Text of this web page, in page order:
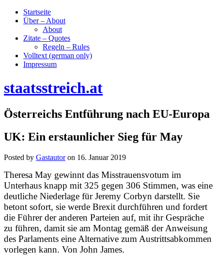
Startseite
Über – About
About
Zitate – Quotes
Regeln – Rules
Volltext (german only)
Impressum
staatsstreich.at
Österreichs Entführung nach EU-Europa
UK: Ein erstaunlicher Sieg für May
Posted by Gastautoron 16. Januar 2019
Theresa May gewinnt das Misstrauensvotum im
Unterhaus knapp mit 325 gegen 306 Stimmen, was eine
deutliche Niederlage für Jeremy Corbyn darstellt. Sie
betont sofort, sie werde Brexit durchführen und fordert
die Führer der anderen Parteien auf, mit ihr Gespräche
zu führen, damit sie am Montag gemäß der Anweisung
des Parlaments eine Alternative zum Austrittsabkommen
vorlegen kann. Von John James.